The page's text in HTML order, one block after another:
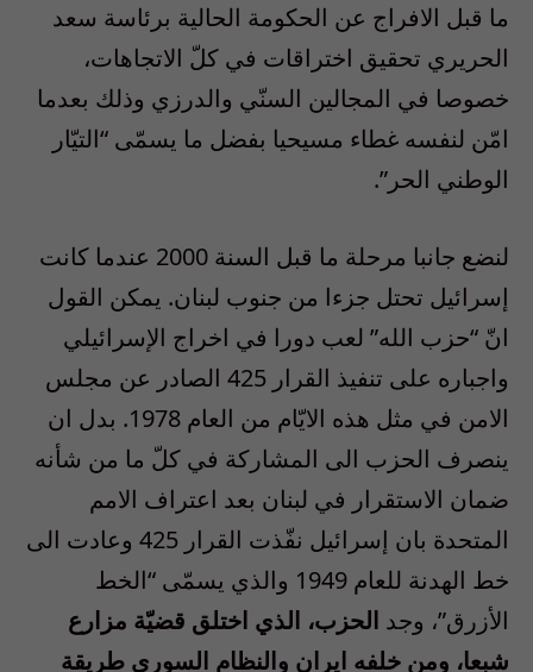
ما قبل الافراج عن الحكومة الحالية برئاسة سعد
الحريري تحقيق اختراقات في كلّ الاتجاهات،
خصوصا في المجالين السنّي والدرزي وذلك بعدما
امّن لنفسه غطاء مسيحيا بفضل ما يسمّى “التيّار
الوطني الحر”.
لنضع جانبا مرحلة ما قبل السنة 2000 عندما كانت
إسرائيل تحتل جزءا من جنوب لبنان. يمكن القول
انّ “حزب الله” لعب دورا في اخراج الإسرائيلي
واجباره على تنفيذ القرار 425 الصادر عن مجلس
الامن في مثل هذه الايّام من العام 1978. بدل ان
ينصرف الحزب الى المشاركة في كلّ ما من شأنه
ضمان الاستقرار في لبنان بعد اعتراف الامم
المتحدة بان إسرائيل نفّذت القرار 425 وعادت الى
خط الهدنة للعام 1949 والذي يسمّى “الخط
الأزرق”، وجد الحزب، الذي اختلق قضيّة مزارع
شبعا، ومن خلفه ايران والنظام السوري طريقة